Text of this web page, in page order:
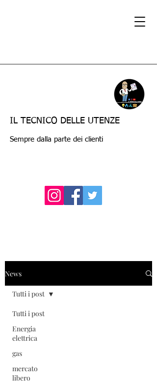
IL TECNICO DELLE UTENZE
Sempre dalla parte dei clienti
News
Tutti i post
Energia
elettrica
gas
mercato
libero
Tutti i post